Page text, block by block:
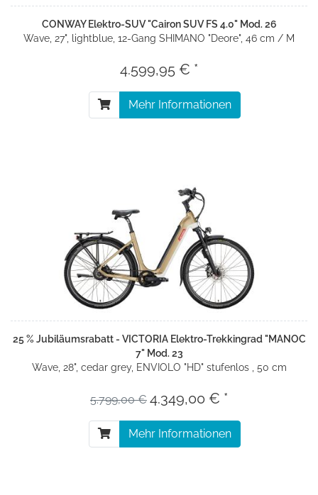
CONWAY Elektro-SUV "Cairon SUV FS 4.0" Mod. 26
Wave, 27", lightblue, 12-Gang SHIMANO "Deore", 46 cm / M
4.599,95 € *
Mehr Informationen
25 % Jubiläumsrabatt - VICTORIA Elektro-Trekkingrad "MANOC
7" Mod. 23
Wave, 28", cedar grey, ENVIOLO "HD" stufenlos , 50 cm
5.799,00 € 4.349,00 € *
Mehr Informationen